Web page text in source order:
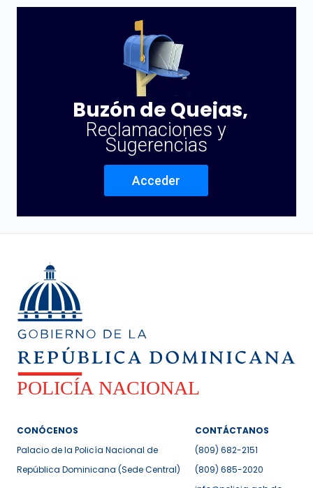
Buzón de Quejas,
Reclamaciones y
Sugerencias
Acceder
CONÓCENOS
Palacio de la Policía Nacional de
República Dominicana (Sede Central)
CONTÁCTANOS
(809) 682-2151
(809) 685-2020